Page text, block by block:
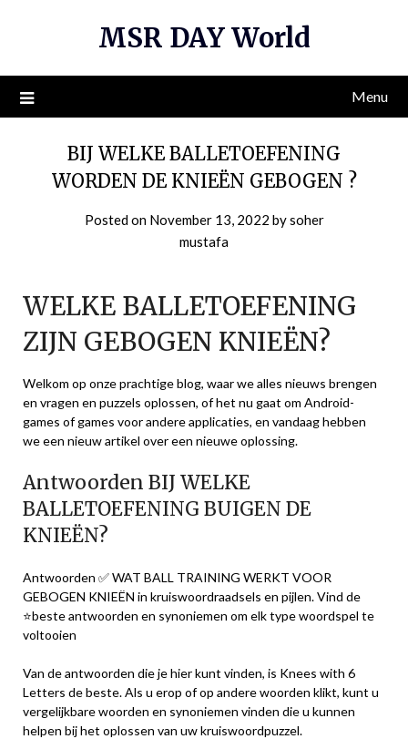
MSR DAY World
Menu
BIJ WELKE BALLETOEFENING
WORDEN DE KNIEËN GEBOGEN ?
Posted on November 13, 2022 bysoher
mustafa
WELKE BALLETOEFENING
ZIJN GEBOGEN KNIEËN?
Welkom op onze prachtige blog, waar we alles nieuws brengen
en vragen en puzzels oplossen, of het nu gaat om Android-
games of games voor andere applicaties, en vandaag hebben
we een nieuw artikel over een nieuwe oplossing.
Antwoorden BIJ WELKE
BALLETOEFENING BUIGEN DE
KNIEËN?
Antwoorden ✅ WAT BALL TRAINING WERKT VOOR
GEBOGEN KNIEËN in kruiswoordraadsels en pijlen. Vind de
⭐beste antwoorden en synoniemen om elk type woordspel te
voltooien
Van de antwoorden die je hier kunt vinden, is Knees with 6
Letters de beste. Als u erop of op andere woorden klikt, kunt u
vergelijkbare woorden en synoniemen vinden die u kunnen
helpen bij het oplossen van uw kruiswoordpuzzel.